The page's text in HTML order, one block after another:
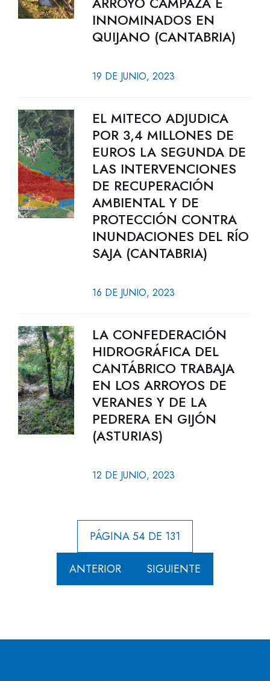
INNOMINADOS EN
QUIJANO (CANTABRIA)
19 DE JUNIO, 2023
EL MITECO ADJUDICA
POR 3,4 MILLONES DE
EUROS LA SEGUNDA DE
LAS INTERVENCIONES
DE RECUPERACIÓN
AMBIENTAL Y DE
PROTECCIÓN CONTRA
INUNDACIONES DEL RÍO
SAJA (CANTABRIA)
16 DE JUNIO, 2023
LA CONFEDERACIÓN
HIDROGRÁFICA DEL
CANTÁBRICO TRABAJA
EN LOS ARROYOS DE
VERANES Y DE LA
PEDRERA EN GIJÓN
(ASTURIAS)
12 DE JUNIO, 2023
PÁGINA 54 DE 131
ANTERIOR SIGUIENTE